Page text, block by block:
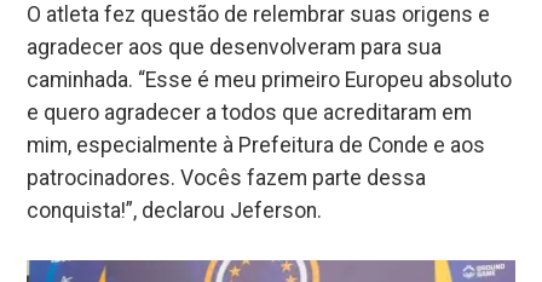
O atleta fez questão de relembrar suas origens e
agradecer aos que desenvolveram para sua
caminhada. “Esse é meu primeiro Europeu absoluto
e quero agradecer a todos que acreditaram em
mim, especialmente à Prefeitura de Conde e aos
patrocinadores. Vocês fazem parte dessa
conquista!”, declarou Jeferson.